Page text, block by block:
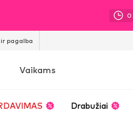
pagalba
Vaikams
Drabužiai